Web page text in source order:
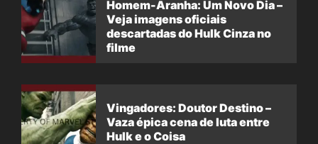
Homem-Aranha: Um Novo Dia –
Veja imagens oficiais
descartadas do Hulk Cinza no
filme
Vingadores: Doutor Destino –
Vaza épica cena de luta entre
Hulk e o Coisa